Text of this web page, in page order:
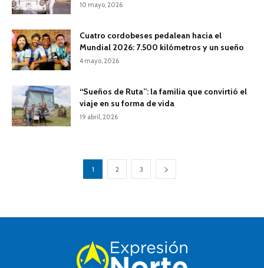
10 mayo, 2026
Cuatro cordobeses pedalean hacia el
Mundial 2026: 7.500 kilómetros y un sueño
4 mayo, 2026
“Sueños de Ruta”: la familia que convirtió el
viaje en su forma de vida
19 abril, 2026
1 2 3